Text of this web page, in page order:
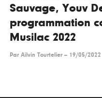
Sauvage, Youv
programmation
Musilac 2022
Par Ailvin Tourtelier -- 19/05/2022